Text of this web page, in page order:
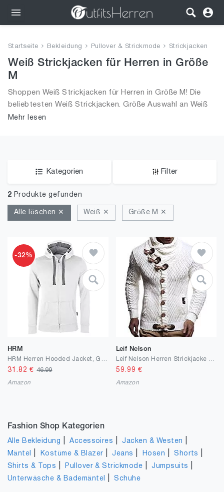
Bekleidung
Schuhe
Startseite Bekleidung Pullover & Strickmode Strickjacken
Weiß Strickjacken für Herren in Größe
M
Shoppen Weiß Strickjacken für Herren in Größe M! Die
beliebtesten Weiß Strickjacken. Größe Auswahl an Weiß
Strickjacken in Größe M und alle Trends aus 2026 für
Mehr lesen
Kategorien Filter
2 Produkte gefunden
Alle löschen ✕ Weiß ✕ Größe M ✕
-32%
HRM
31.82 €46.99
Amazon
Leif Nelson
59.99 €
Amazon
Fashion Shop Kategorien
Alle Bekleidung |Accessoires |Jacken & Westen
Mäntel Kostüme & Blazer |Jeans Hosen |Shorts
Shirts & Tops Pullover & Strickmode |Jumpsuits
Unterwäsche & Bademäntel |Schuhe